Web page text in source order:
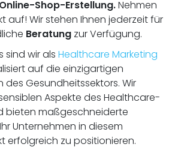
Online-Shop-Erstellung.Nehmen
auf! Wir stehen Ihnen jederzeit für
Beratungzur Verfügung.
sind wir als Healthcare Marketing
auf die einzigartigen
Gesundheitssektors. Wir
Aspekte des Healthcare-
bieten maßgeschneiderte
Unternehmen in diesem
erfolgreich zu positionieren.